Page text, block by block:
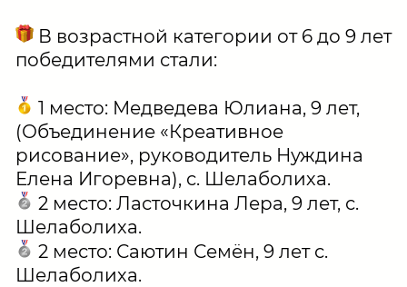
В возрастной категории от 6 до 9 лет
победителями стали:
1 место: Медведева Юлиана, 9 лет,
(Объединение «Креативное
рисование», руководитель Нуждина
Елена Игоревна), с. Шелаболиха.
2 место: Ласточкина Лера, 9 лет, с.
Шелаболиха.
2 место: Саютин Семён, 9 лет с.
Шелаболиха.